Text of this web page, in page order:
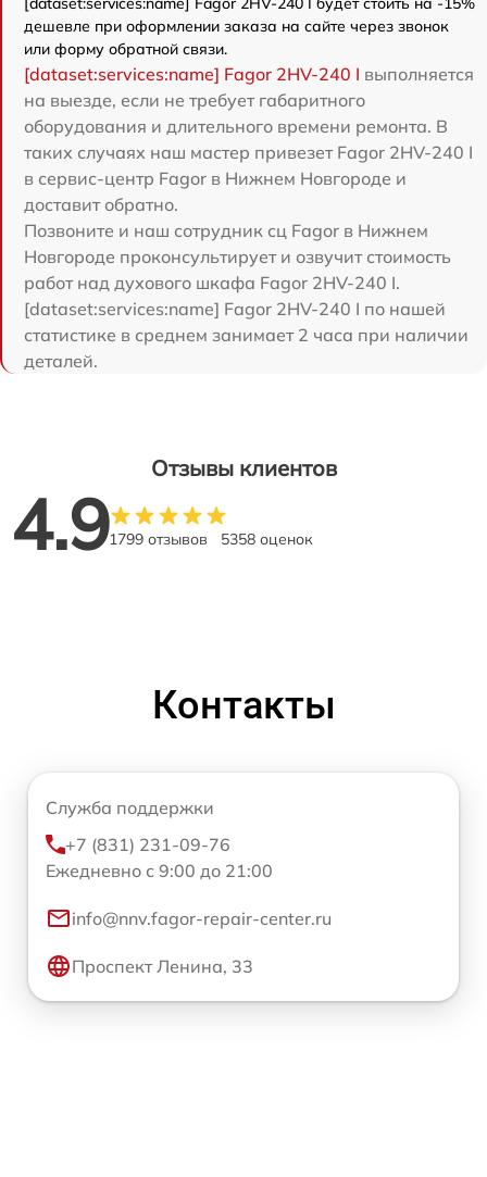
дешевле при оформлении заказа на сайте через звонок
или форму обратной связи.
[dataset:services:name] Fagor 2HV-240 I выполняется
на выезде, если не требует габаритного
оборудования и длительного времени ремонта. В
таких случаях наш мастер привезет Fagor 2HV-240 I
в сервис-центр Fagor в Нижнем Новгороде и
доставит обратно.
Позвоните и наш сотрудник сц Fagor в Нижнем
Новгороде проконсультирует и озвучит стоимость
работ над духового шкафа Fagor 2HV-240 I.
[dataset:services:name] Fagor 2HV-240 I по нашей
статистике в среднем занимает 2 часа при наличии
деталей.
Отзывы клиентов
4.91799 отзывов 5358 оценок
Контакты
Служба поддержки
+7 (831) 231-09-76
Ежедневно с 9:00 до 21:00
info@nnv.fagor-repair-center.ru
Проспект Ленина, 33